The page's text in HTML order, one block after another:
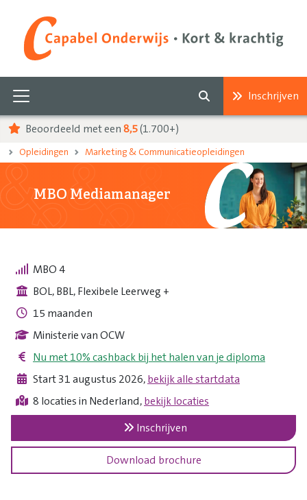
Inschrijven
Beoordeeld met een 8,5(1.700+)
Opleidingen Marketing & Communicatieopleidingen
MBO Mediamanager
MBO 4
BOL, BBL, Flexibele Leerweg +
15 maanden
Ministerie van OCW
Nu met 10% cashback bij het halen van je diploma
Start 31 augustus 2026, bekijk alle startdata
8 locaties in Nederland, bekijk locaties
Inschrijven
Download brochure